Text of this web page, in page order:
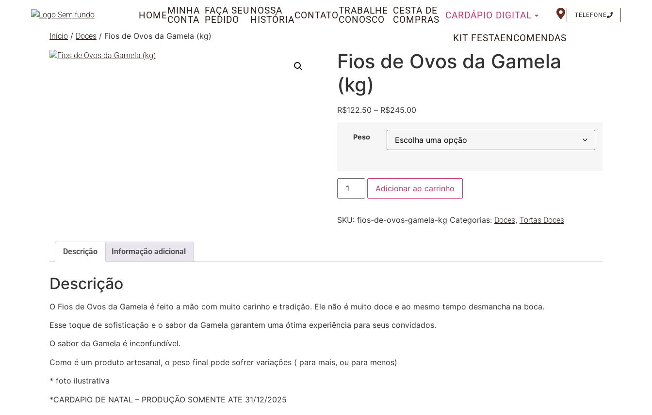
HOMEMINHA
CONTA
FAÇA SEU
PEDIDO
NOSSA
HISTÓRIACONTATOTRABALHE
CONOSCO
CESTA DE
COMPRAS
CARDÁPIO DIGITAL
KIT FESTAENCOMENDAS
TELEFONE
Início / Doces / Fios de Ovos da Gamela (kg)
Fios de Ovos da Gamela
(kg)
R$122.50 – R$245.00
Peso
Adicionar ao carrinho
SKU: fios-de-ovos-gamela-kg Categorias: Doces, Tortas Doces
Descrição Informação adicional
Descrição
O Fios de Ovos da Gamela é feito a mão com muito carinho e tradição. Ele não é muito doce e ao mesmo tempo desmancha na boca.
Esse toque de sofisticação e o sabor da Gamela garantem uma ótima experiência para seus convidados.
O sabor da Gamela é inconfundível.
Como é um produto artesanal, o peso final pode sofrer variações ( para mais, ou para menos)
* foto ilustrativa
*CARDAPIO DE NATAL – PRODUÇÃO SOMENTE ATE 31/12/2025